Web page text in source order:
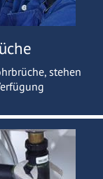
stehen